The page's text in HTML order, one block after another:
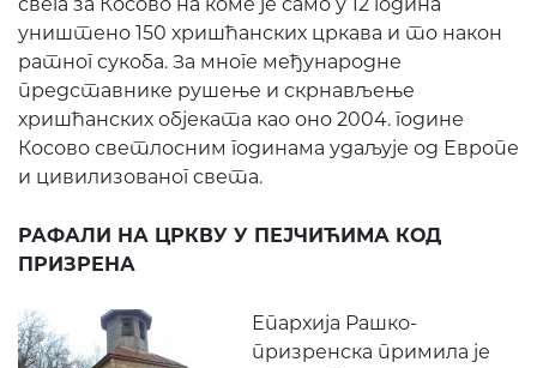
уништено 150 хришћанских цркава и то након
ратног сукоба. За многе међународне
представнике рушење и скрнављење
хришћанских објеката као оно 2004. године
Косово светлосним годинама удаљује од Европе
и цивилизованог света.
РАФАЛИ НА ЦРКВУ У ПЕЈЧИЋИМА КОД
ПРИЗРЕНА
Епархија Рашко-
призренска примила је